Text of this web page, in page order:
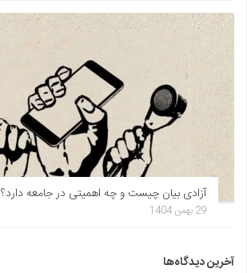
آزادی بیان چیست و چه اهمیتی در جامعه دارد؟
29 بهمن 1404
آخرین دیدگاه‌ها